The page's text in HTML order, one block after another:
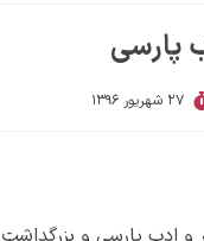
پارسی
27 شهریور 1396